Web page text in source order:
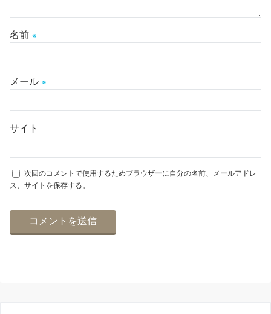
名前 ※
メール ※
サイト
次回のコメントで使用するためブラウザーに自分の名前、メールアドレ
ス、サイトを保存する。